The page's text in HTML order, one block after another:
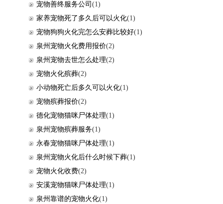
宠物善终服务公司 (1)
家养宠物死了多久后可以火化(1)
宠物狗狗火化完怎么安葬比较好(1)
泉州宠物火化费用报价(2)
泉州宠物去世怎么处理(2)
宠物火化殡葬(2)
小动物死亡后多久可以火化(1)
宠物殡葬报价(2)
德化宠物猫咪尸体处理(1)
泉州宠物殡葬服务(1)
永春宠物猫咪尸体处理(1)
泉州宠物火化后什么时候下葬(1)
宠物火化收费(2)
安溪宠物猫咪尸体处理(1)
泉州靠谱的宠物火化(1)